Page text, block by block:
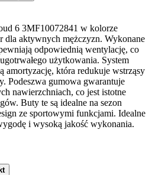
6 3MF10072841 w kolorze
dla aktywnych mężczyzn. Wykonane
odpowiednią wentylację, co
użytkowania. System
amortyzację, która redukuje wstrząsy
Podeszwa gumowa gwarantuje
nawierzchniach, co jest istotne
Buty te są idealne na sezon
ze sportowymi funkcjami. Idealne
i wysoką jakość wykonania.